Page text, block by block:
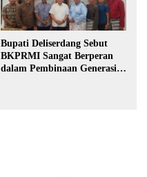
Bupati Deliserdang Sebut
BKPRMI Sangat Berperan
dalam Pembinaan Generasi